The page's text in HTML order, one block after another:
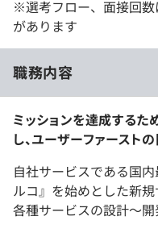
※選考フロー、面接回
があります
職務内容
ミッションを達成するた
し、ユーザーファースト
自社サービスである国
ルコ』を始めとした新規
各種サービスの設計～開